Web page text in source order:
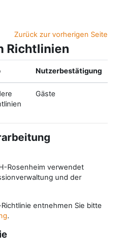
Zurück zur vorherigen Seite
Richtlinien
Nutzerbestätigung
Gäste
Rosenheim verwendet
und der
entnehmen Sie bitte
.